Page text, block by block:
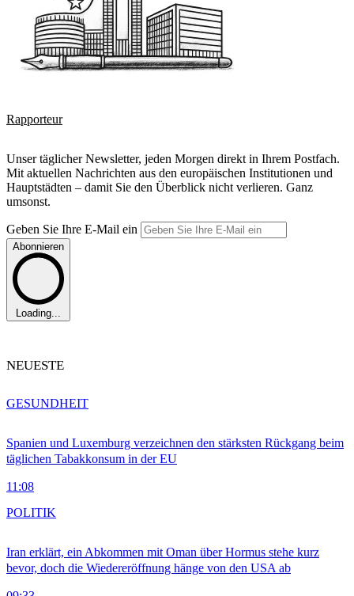
Rapporteur
Unser täglicher Newsletter, jeden Morgen direkt in Ihrem Postfach.
Mit aktuellen Nachrichten aus den europäischen Institutionen und
Hauptstädten – damit Sie den Überblick nicht verlieren. Ganz
umsonst.
Geben Sie Ihre E-Mail ein
Abonnieren
Loading...
NEUESTE
Spanien und Luxemburg verzeichnen den stärksten Rückgang beim
täglichen Tabakkonsum in der EU
11:08
GESUNDHEIT
Iran erklärt, ein Abkommen mit Oman über Hormus stehe kurz
bevor, doch die Wiedereröffnung hänge von den USA ab
POLITIK